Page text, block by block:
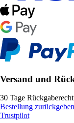
Versand und
30 Tage Rückgaberecht
Bestellung zurückgeben
Trustpilot